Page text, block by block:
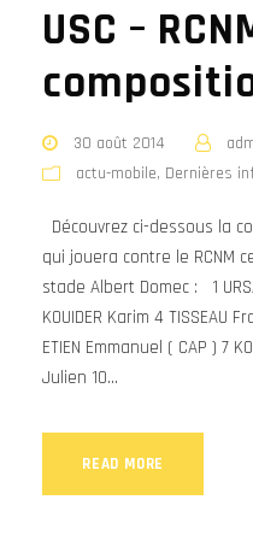
USC –
30 août 2014
actu-mobile, Dernières
Découvrez ci-dessous la
qui jouera contre le RCNM
stade Albert Domec : 1
KOUIDER Karim 4 TISSEAU
ETIEN Emmanuel ( CAP ) 7
Julien 10...
READ MORE